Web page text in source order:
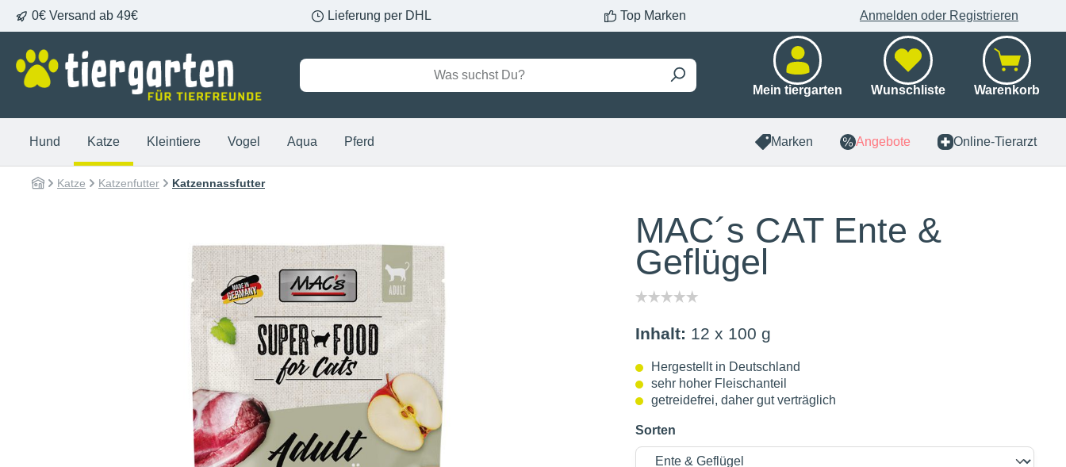
Zur Hauptnavigation springen
0€ Versand ab 49€ Lieferung per DHL Top Marken Anmelden oder Registrieren
Mein tiergarten Wunschliste Warenkorb
Hund Katze Kleintiere Vogel Aqua Pferd Marken Angebote Online-Tierarzt
Katze Katzenfutter Katzennassfutter
MAC´s CAT Ente &
Geflügel
Inhalt: 12 x 100 g
Hergestellt in Deutschland
sehr hoher Fleischanteil
getreidefrei, daher gut verträglich
Sorten